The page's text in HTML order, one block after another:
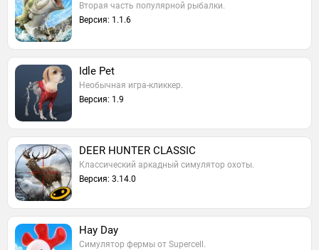
Вторая часть популярной рыбалки.
Версия: 1.1.6
Idle Pet
Необычная игра-кликкер.
Версия: 1.9
DEER HUNTER CLASSIC
Классический аркадный симулятор охоты.
Версия: 3.14.0
Hay Day
Симулятор фермы от Supercell.